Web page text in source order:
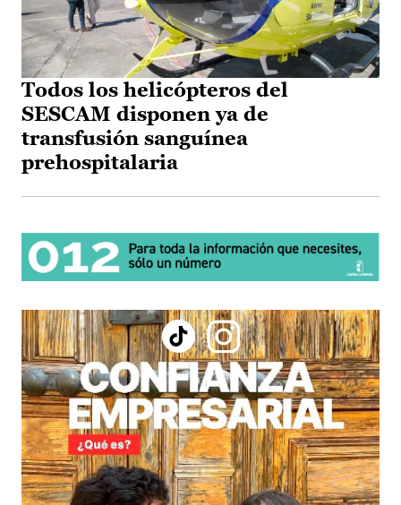
Todos los helicópteros del
SESCAM disponen ya de
transfusión sanguínea
prehospitalaria